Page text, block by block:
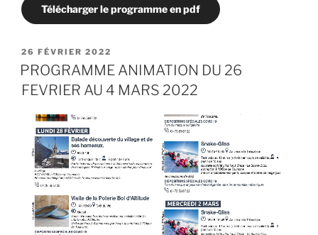
Télécharger le programme en pdf
PUBLIÉ
LE
26 FÉVRIER 2022
PROGRAMME ANIMATION DU 26
FEVRIER AU 4 MARS 2022